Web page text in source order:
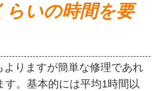
らいの時間を要
りますが簡単な修理であれ
す。基本的には平均1時間以